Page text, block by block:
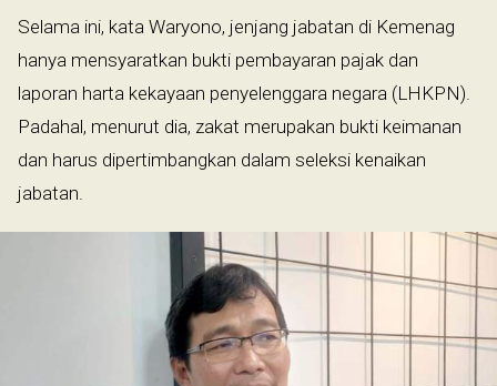
Selama ini, kata Waryono, jenjang jabatan di Kemenag
hanya mensyaratkan bukti pembayaran pajak dan
laporan harta kekayaan penyelenggara negara (LHKPN).
Padahal, menurut dia, zakat merupakan bukti keimanan
dan harus dipertimbangkan dalam seleksi kenaikan
jabatan.